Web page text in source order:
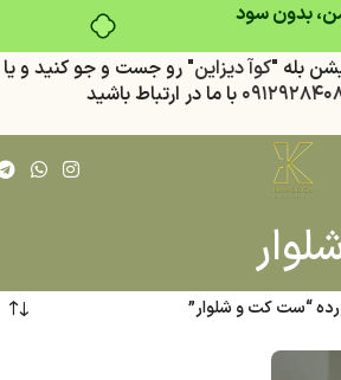
بدون سود
بله "كوآ ديزاين" رو جست و جو كنيد و يا
با ما در ارتباط باشيد
“ست کت و شلوار”